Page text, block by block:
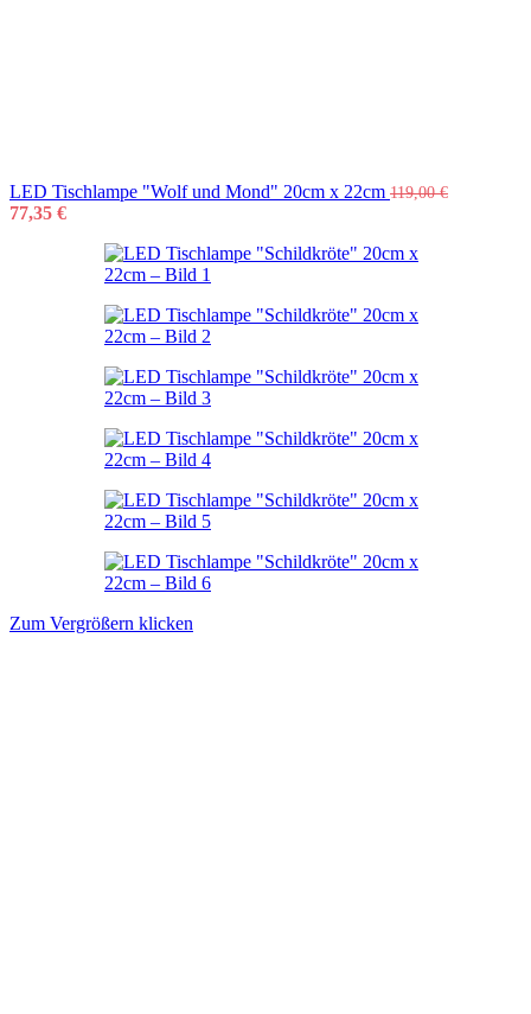
LED Tischlampe "Wolf und Mond" 20cm x 22cm 119,00€
77,35 €
Zum Vergrößern klicken